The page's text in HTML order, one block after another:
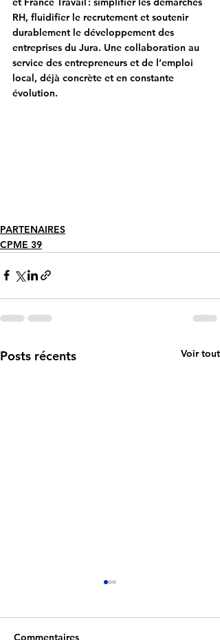
RH, fluidifier le recrutement et soutenir
durablement le développement des
entreprises du Jura. Une collaboration au
service des entrepreneurs et de l’emploi
local, déjà concrète et en constante
évolution.
PARTENAIRES
CPME 39
Posts récents Voir tout
Commentaires